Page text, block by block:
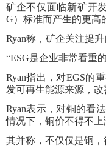
矿企不仅面临新矿开
G）标准而产生的更高
Ryan称，矿企关注提
“ESG是企业非常看重
Ryan指出，对EGS的
发可再生能源来源，
Ryan表示，对铜的看
情况下，铜价不得不
其并称，不仅仅是铜